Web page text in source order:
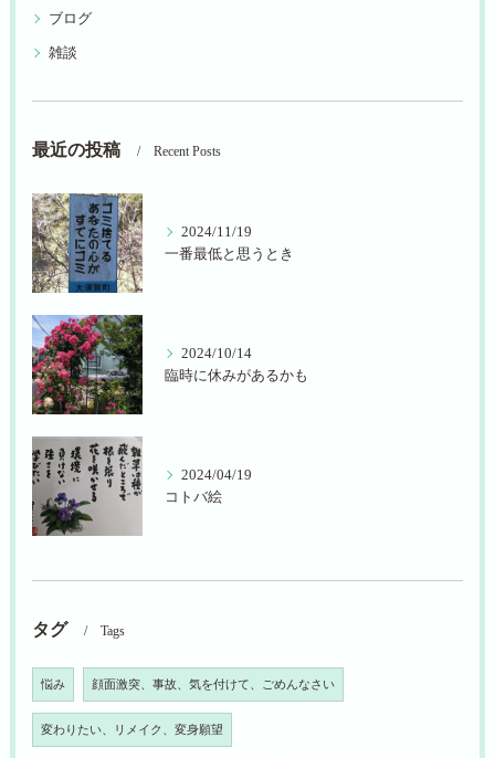
ブログ
雑談
最近の投稿 Recent Posts
2024/11/19
一番最低と思うとき
2024/10/14
臨時に休みがあるかも
2024/04/19
コトバ絵
タグ Tags
悩み 顔面激突、事故、気を付けて、ごめんなさい
変わりたい、リメイク、変身願望